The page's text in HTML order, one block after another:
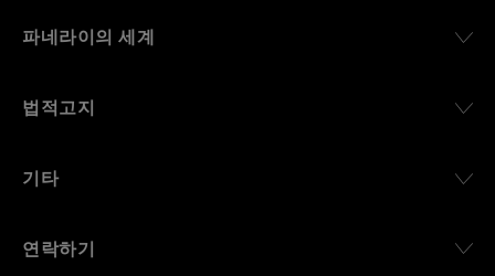
파네라이의 세계
법적고지
기타
연락하기